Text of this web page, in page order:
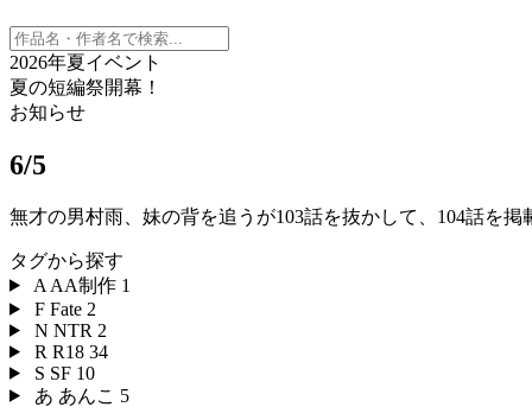
2026年夏イベント
夏の短編祭開幕！
お知らせ
6/5
無才の男村雨、妹の背を追うが103話を抜かして、104話を
タグから探す
A AA制作 1
F Fate 2
N NTR 2
R R18 34
S SF 10
あ あんこ 5